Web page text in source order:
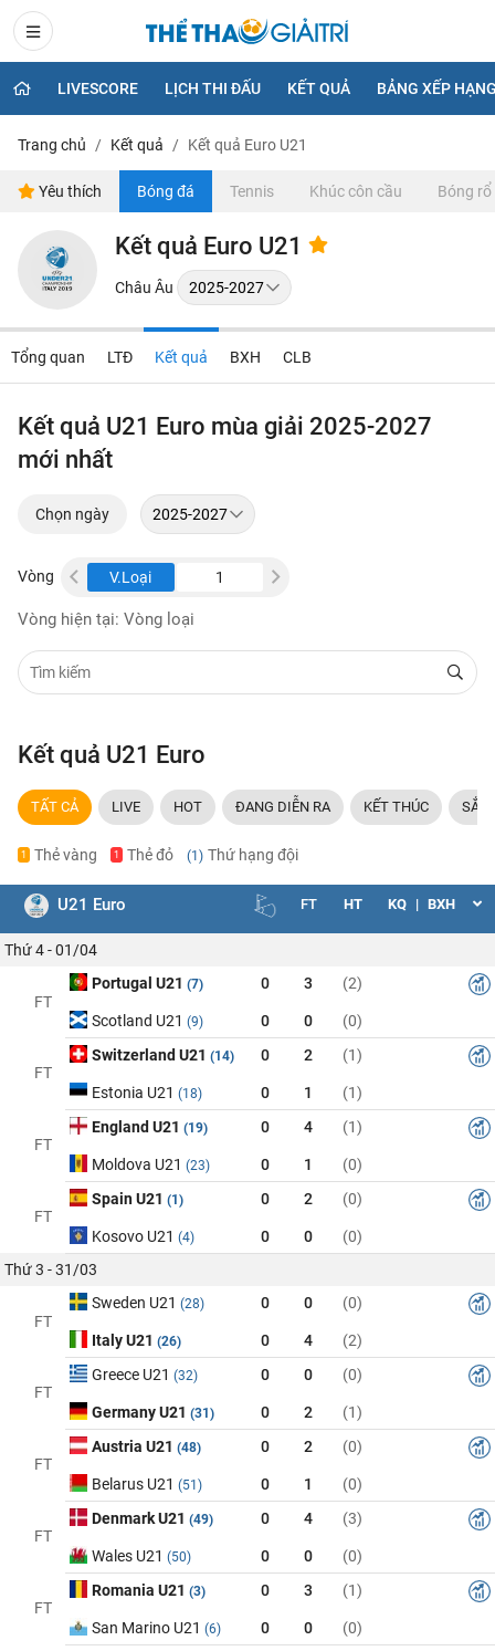
LIVESCORE LỊCH THI ĐẤU KẾT QUẢ BẢNG XẾP
Trang chủ Kết quả Kết quả Euro U21
Yêu thích Bóng đá Tennis Khúc côn cầu Bóng rổ
Kết quả Euro U21
Châu Âu
Tổng quan LTĐ Kết quả BXH CLB
Kết quả U21 Euro mùa giải 2025-2027
mới nhất
Chọn ngày
Vòng
1 V.Loại 1
Vòng hiện tại: Vòng loại
Kết quả U21 Euro
TẤT CẢ LIVE HOT ĐANG DIỄN RA KẾT THÚC SẮP
1 Thẻ vàng 1 Thẻ đỏ (1) Thứ hạng đội
U21 Euro FT HT KQ | BXH
Thứ 4 - 01/04
FT
Portugal U21 (7) 0 3 (2)
Scotland U21 (9) 0 0 (0)
FT
Switzerland U21 (14) 0 2 (1)
Estonia U21 (18) 0 1 (1)
FT
England U21 (19) 0 4 (1)
Moldova U21 (23) 0 1 (0)
FT
Spain U21 (1) 0 2 (0)
Kosovo U21 (4) 0 0
(0)
Thứ 3 - 31/03
FT
Sweden U21 (28) 0 0 (0)
Italy U21 (26) 0 4 (2)
FT
Greece U21 (32) 0 0 (0)
Germany U21 (31) 0 2 (1)
FT
Austria U21 (48) 0 2 (0)
Belarus U21 (51) 0 1 (0)
FT
Denmark U21 (49) 0 4 (3)
Wales U21 (50) 0 0 (0)
FT
Romania U21 (3) 0 3 (1)
San Marino U21 (6) 0 0 (0)